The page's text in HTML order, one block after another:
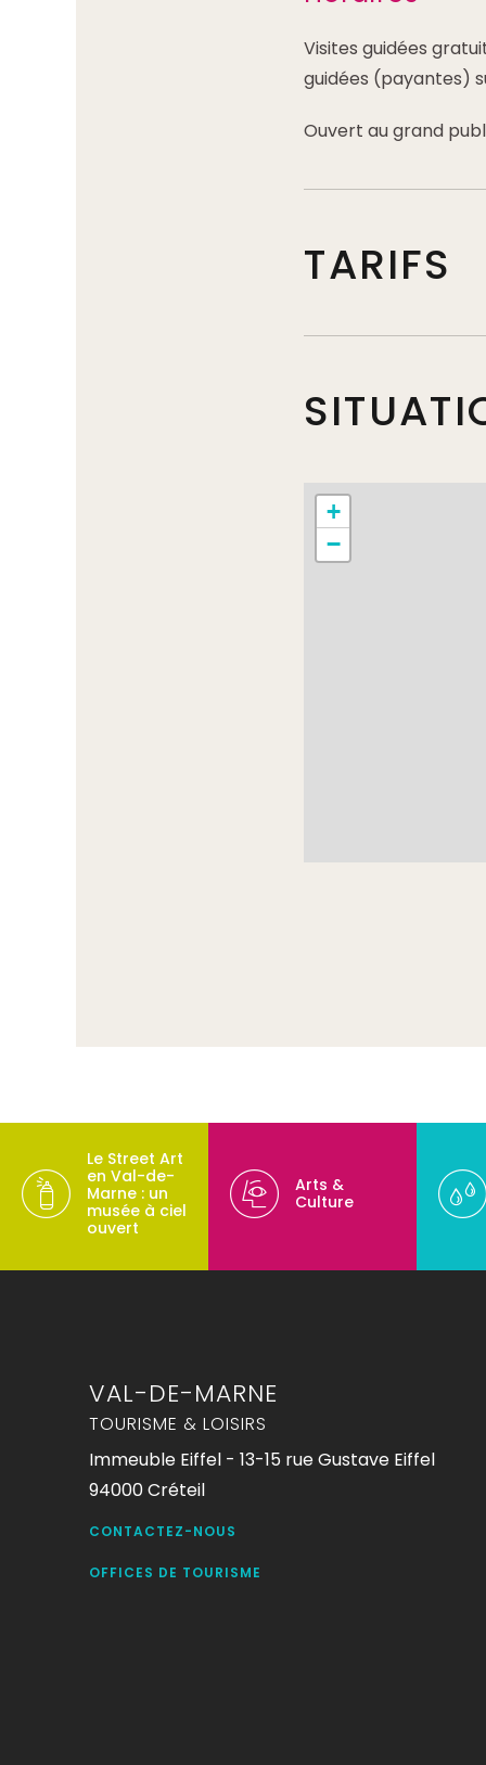
Visites guidées
guidées (payantes)
Ouvert au grand
TARIFS
+
−
Le Street Art
en Val-de-
Marne : un
musée à ciel
ouvert
Arts &
Culture
VAL-DE-MARNE
TOURISME & LOISIRS
Immeuble Eiffel - 13-15 rue Gustave Eiffel
94000 Créteil
CONTACTEZ-NOUS
OFFICES DE TOURISME